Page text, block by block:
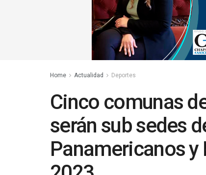
Home Actualidad Deportes
Cinco comunas
serán sub sedes
Panamericanos